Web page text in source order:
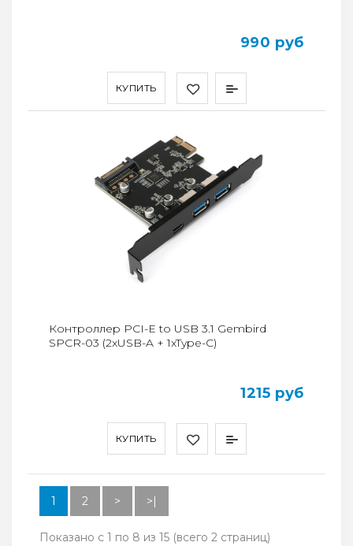
КУПИТЬ
990 руб
КУПИТЬ
Контроллер PCI-E to USB 3.1 Gembird
SPCR-03 (2xUSB-A + 1xType-C)
1215 руб
1 2 > >|
Показано с 1 по 8 из 15 (всего 2 страниц)